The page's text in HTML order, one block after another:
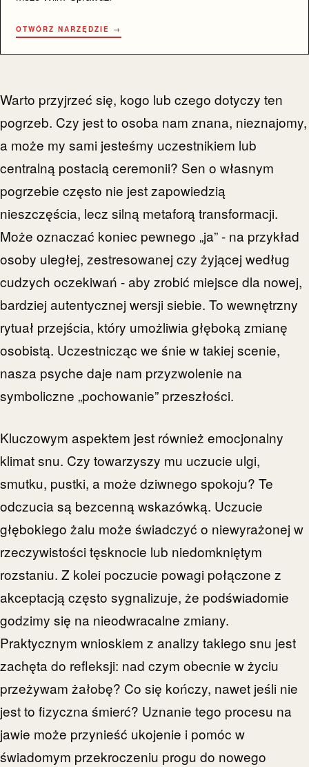
OTWÓRZ NARZĘDZIE →
Warto przyjrzeć się, kogo lub czego dotyczy ten
pogrzeb. Czy jest to osoba nam znana, nieznajomy,
a może my sami jesteśmy uczestnikiem lub
centralną postacią ceremonii? Sen o własnym
pogrzebie często nie jest zapowiedzią
nieszczęścia, lecz silną metaforą transformacji.
Może oznaczać koniec pewnego „ja” - na przykład
osoby uległej, zestresowanej czy żyjącej według
cudzych oczekiwań - aby zrobić miejsce dla nowej,
bardziej autentycznej wersji siebie. To wewnętrzny
rytuał przejścia, który umożliwia głęboką zmianę
osobistą. Uczestnicząc we śnie w takiej scenie,
nasza psyche daje nam przyzwolenie na
symboliczne „pochowanie” przeszłości.
Kluczowym aspektem jest również emocjonalny
klimat snu. Czy towarzyszy mu uczucie ulgi,
smutku, pustki, a może dziwnego spokoju? Te
odczucia są bezcenną wskazówką. Uczucie
głębokiego żalu może świadczyć o niewyrażonej w
rzeczywistości tęsknocie lub niedomkniętym
rozstaniu. Z kolei poczucie powagi połączone z
akceptacją często sygnalizuje, że podświadomie
godzimy się na nieodwracalne zmiany.
Praktycznym wnioskiem z analizy takiego snu jest
zachęta do refleksji: nad czym obecnie w życiu
przeżywam żałobę? Co się kończy, nawet jeśli nie
jest to fizyczna śmierć? Uznanie tego procesu na
jawie może przynieść ukojenie i pomóc w
świadomym przekroczeniu progu do nowego